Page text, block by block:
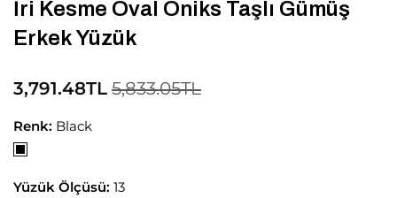
İri Kesme Oval Oniks Taşlı Gümüş
Erkek Yüzük
3,791.48TL 5,833.05TL
Renk: Black
Yüzük Ölçüsü: 13